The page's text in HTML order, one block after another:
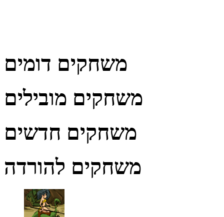
משחקים דומים
משחקים מובילים
משחקים חדשים
משחקים להורדה